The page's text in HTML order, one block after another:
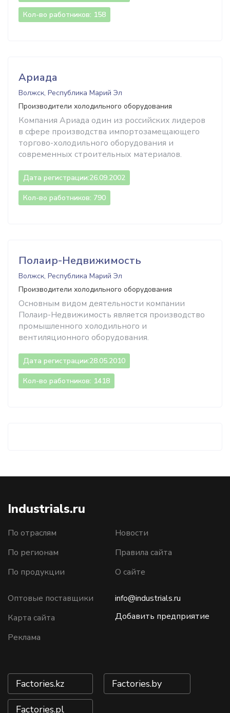
Кол-во работников: 158
Ариада
Волжск, Республика Марий Эл
Производители холодильного оборудования
Компания Ариада один из российских лидеров
в сфере производства импортозамещающего
торгово-холодильного оборудования и
современных строительных материалов.
Дата регистрации:26.09.2002
Кол-во работников: 790
Полаир-Недвижимость
Волжск, Республика Марий Эл
Производители холодильного оборудования
Основным видом деятельности компании
Полаир-Недвижимость является производство
промышленного холодильного и
вентиляционного оборудования.
Дата регистрации:28.05.2010
Кол-во работников: 1418
Industrials.ru
По отраслям
По регионам
По продукции
Новости
Правила сайта
О сайте
Оптовые поставщики
Карта сайта
Реклама
info@industrials.ru
Добавить предприятие
Factories.kz Factories.by
Factories.pl